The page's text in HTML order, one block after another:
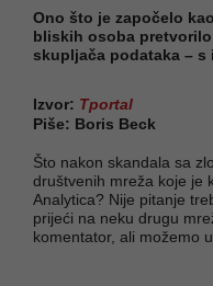
Ono što je započelo
bliskih osoba
skupljača podataka – s
Izvor: Tportal
Piše: Boris Beck
Što nakon skandala sa
društvenih mreža koje je
Analytica? Nije pitanje
prijeći na neku drugu
komentator, ali možemo